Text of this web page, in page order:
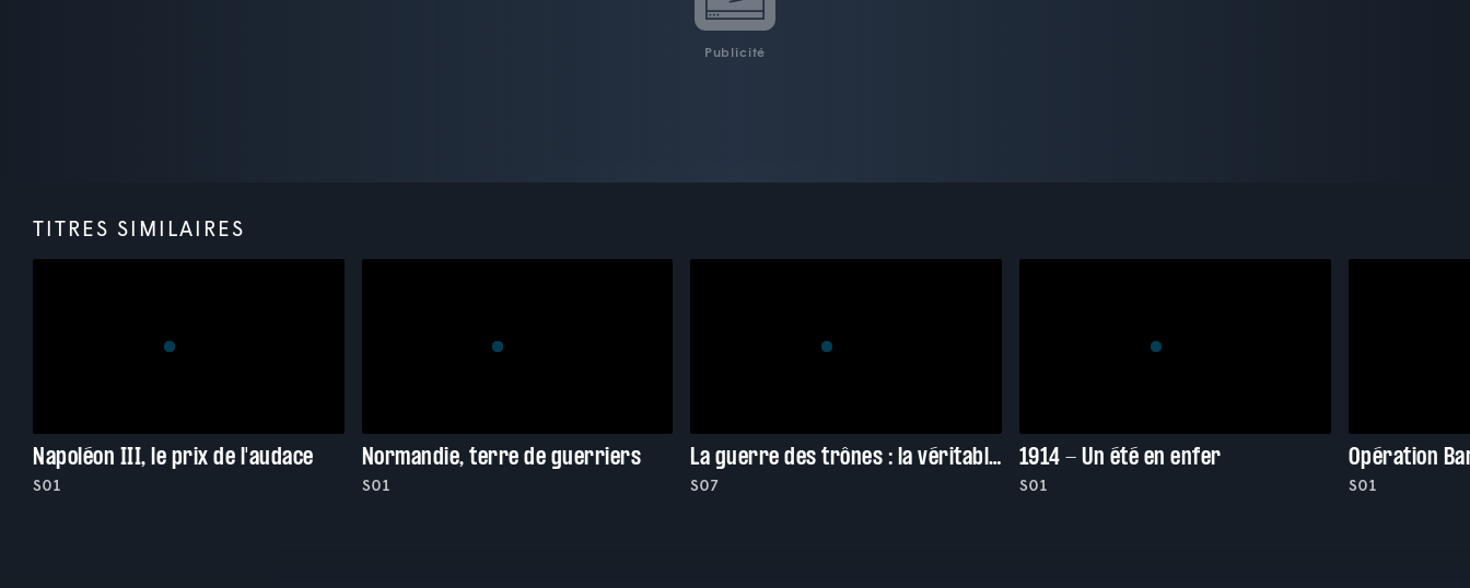
Publicité
TITRES SIMILAIRES
Napoléon III, le prix de l'audace
S01
Normandie, terre de guerriers
S01
La guerre des trônes : la véritable histoire de l'Europe
S07
1914 - Un été en enfer
S01 S01